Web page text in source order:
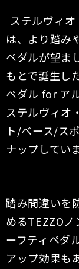
ステルヴィ
は、より踏み
ペダルが望ま
もとで誕生し
ペダル for ア
ステルヴィオ
ト/ベース/ス
ナップしてい
踏み間違いを
めるTEZZOノ
ーフティペダ
アップ効果も